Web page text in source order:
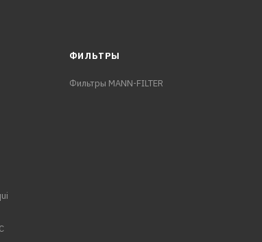
ФИЛЬТРЫ
Фильтры MANN-FILTER